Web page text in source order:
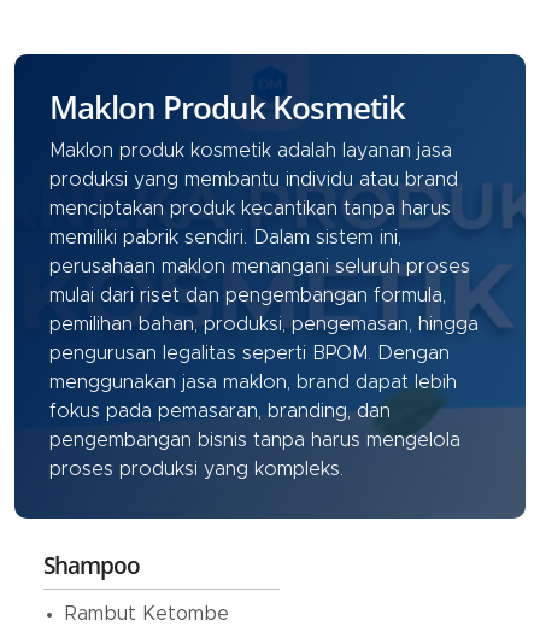
Maklon Produk Kosmetik
Maklon produk kosmetik adalah layanan jasa
produksi yang membantu individu atau brand
menciptakan produk kecantikan tanpa harus
memiliki pabrik sendiri. Dalam sistem ini,
perusahaan maklon menangani seluruh proses
mulai dari riset dan pengembangan formula,
pemilihan bahan, produksi, pengemasan, hingga
pengurusan legalitas seperti BPOM. Dengan
menggunakan jasa maklon, brand dapat lebih
fokus pada pemasaran, branding, dan
pengembangan bisnis tanpa harus mengelola
proses produksi yang kompleks.
Shampoo
Rambut Ketombe